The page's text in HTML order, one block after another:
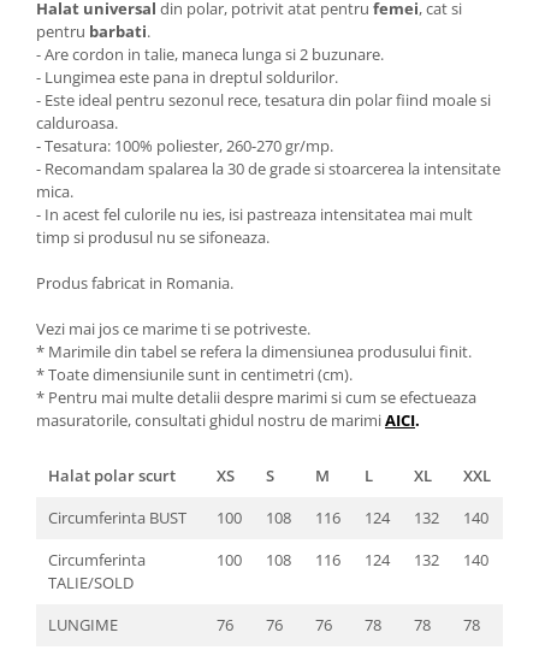
Halat universal din polar, potrivit atat pentru femei, cat si
pentru barbati.
- Are cordon in talie, maneca lunga si 2 buzunare.
- Lungimea este pana in dreptul soldurilor.
- Este ideal pentru sezonul rece, tesatura din polar fiind moale si
calduroasa.
- Tesatura: 100% poliester, 260-270 gr/mp.
- Recomandam spalarea la 30 de grade si stoarcerea la intensitate
mica.
- In acest fel culorile nu ies, isi pastreaza intensitatea mai mult
timp si produsul nu se sifoneaza.
Produs fabricat in Romania.
Vezi mai jos ce marime ti se potriveste.
* Marimile din tabel se refera la dimensiunea produsului finit.
* Toate dimensiunile sunt in centimetri (cm).
* Pentru mai multe detalii despre marimi si cum se efectueaza
masuratorile, consultati ghidul nostru de marimiAICI.
Halat polar scurt XS S M L XL
XXL
Circumferinta BUST
100 108 116 124 132
140
Circumferinta
TALIE/SOLD
100 108 116 124 132 140
LUNGIME 76 76 76 78 78 78